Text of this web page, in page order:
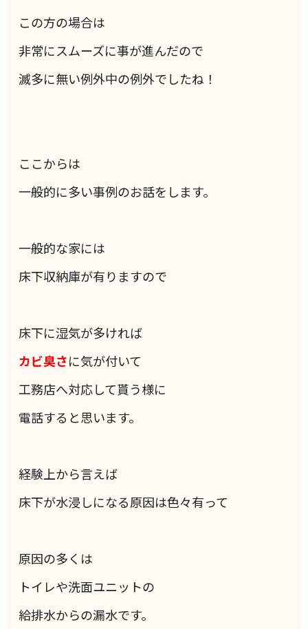
この方の場合は
非常にスムーズに事が進んだので
滅多に無い例外中の例外でしたね！
ここからは
一般的に多い事例のお話をします。
一般的な家には
床下収納庫が有りますので
床下に湿気が多ければ
カビ臭さに気が付いて
工務店へ対応して貰う様に
電話すると思います。
経験上から言えば
床下が水浸しになる原因は色々有って
原因の多くは
トイレや洗面ユニットの
給排水からの漏水です。